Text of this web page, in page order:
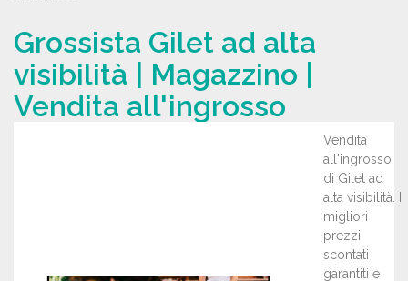
Grossista Gilet ad alta
visibilità | Magazzino |
Vendita all'ingrosso
Vendita
all'ingrosso
di Gilet ad
alta visibilità. I
migliori
prezzi
scontati
garantiti e